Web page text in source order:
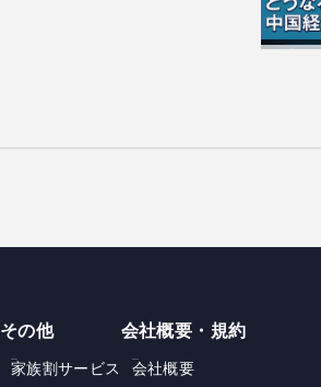
その他
家族割サービス
会社概要・規約
会社概要